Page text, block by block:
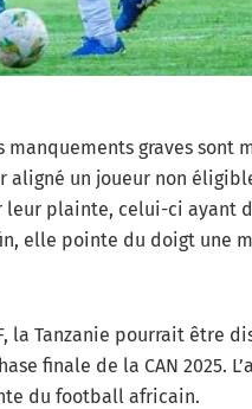
graves sont
aligné un joueur non
leur plainte, celui-ci ayant
elle pointe du doigt une
la Tanzanie pourrait être
finale de la CAN 2025.
du football africain.